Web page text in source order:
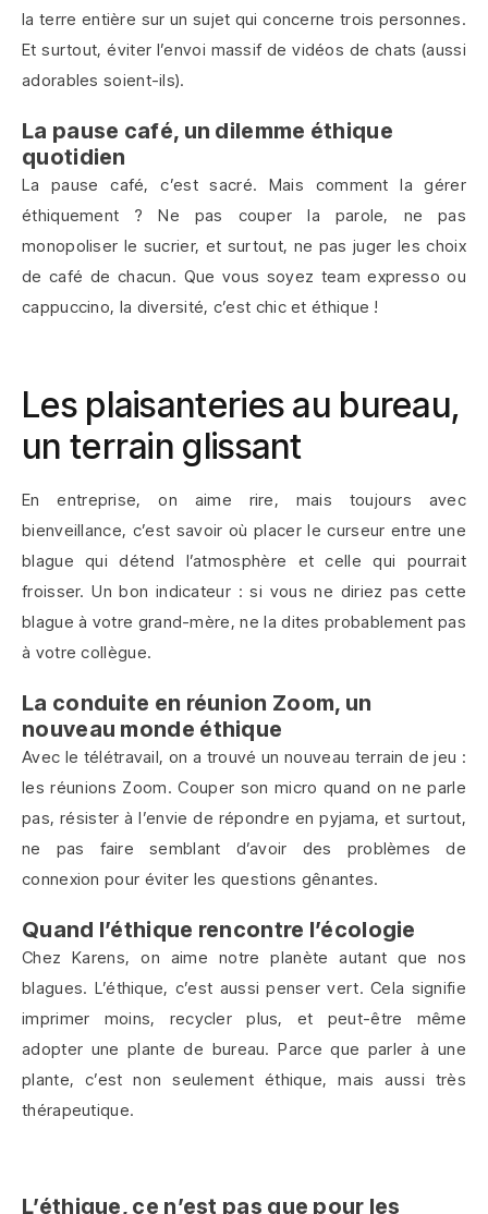
la terre entière sur un sujet qui concerne trois personnes.
Et surtout, éviter l’envoi massif de vidéos de chats (aussi
adorables soient-ils).
La pause café, un dilemme éthique
quotidien
La pause café, c’est sacré. Mais comment la gérer
éthiquement ? Ne pas couper la parole, ne pas
monopoliser le sucrier, et surtout, ne pas juger les choix
de café de chacun. Que vous soyez team expresso ou
cappuccino, la diversité, c’est chic et éthique !
Les plaisanteries au bureau,
un terrain glissant
En entreprise, on aime rire, mais toujours avec
bienveillance, c’est savoir où placer le curseur entre une
blague qui détend l’atmosphère et celle qui pourrait
froisser. Un bon indicateur : si vous ne diriez pas cette
blague à votre grand-mère, ne la dites probablement pas
à votre collègue.
La conduite en réunion Zoom, un
nouveau monde éthique
Avec le télétravail, on a trouvé un nouveau terrain de jeu :
les réunions Zoom. Couper son micro quand on ne parle
pas, résister à l’envie de répondre en pyjama, et surtout,
ne pas faire semblant d’avoir des problèmes de
connexion pour éviter les questions gênantes.
Quand l’éthique rencontre l’écologie
Chez Karens, on aime notre planète autant que nos
blagues. L’éthique, c’est aussi penser vert. Cela signifie
imprimer moins, recycler plus, et peut-être même
adopter une plante de bureau. Parce que parler à une
plante, c’est non seulement éthique, mais aussi très
thérapeutique.
L’éthique, ce n’est pas que pour les